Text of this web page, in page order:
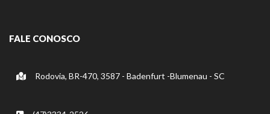
FALE CONOSCO
Rodovia, BR-470, 3587 - Badenfurt -Blumenau - SC